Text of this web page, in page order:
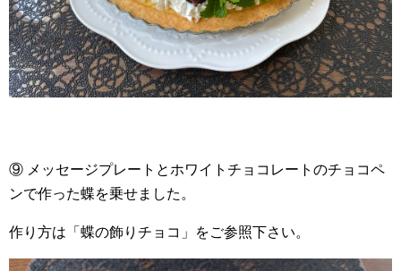
⑨ メッセージプレートとホワイトチョコレートのチョコペ
ンで作った蝶を乗せました。
作り方は「蝶の飾りチョコ」をご参照下さい。